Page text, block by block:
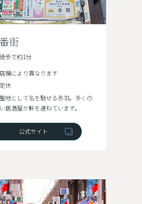
街
歩で約1分
舗により異なります
休
地として名を馳せる赤羽。多くの
居酒屋が軒を連ねています。
公式サイト